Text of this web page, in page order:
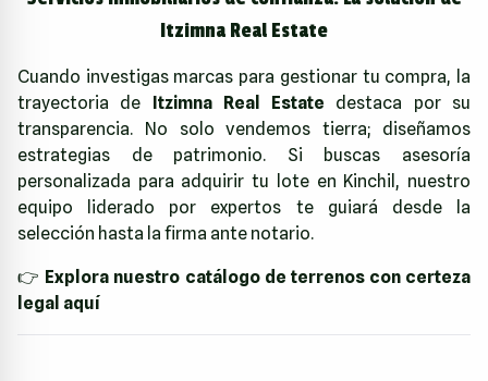
Itzimna Real Estate
Cuando investigas marcas para gestionar tu compra, la
trayectoria de
Itzimna Real Estate destaca por su
transparencia. No solo vendemos tierra; diseñamos
estrategias de patrimonio. Si buscas asesoría
personalizada para adquirir tu lote en Kinchil, nuestro
equipo liderado por expertos te guiará desde la
selección hasta la firma ante notario.
👉 Explora nuestro catálogo de terrenos con certeza
legal aquí